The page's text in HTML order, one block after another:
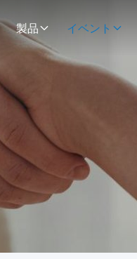
製品 イベント